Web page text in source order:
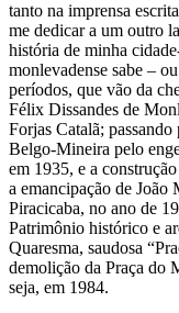
tanto na imprensa
me dedicar a um outro
história de minha
monlevadense sabe –
períodos, que vão da
Félix Dissandes de
Forjas Catalã;
Belgo-Mineira pelo
em 1935, e a
a emancipação de João
Piracicaba, no ano de
Patrimônio histórico e
Quaresma, saudosa
demolição da Praça do
seja, em 1984.